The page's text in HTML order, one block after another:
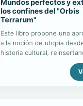
Mundos perfectos y
los confines del "Orbis
Terrarum"
Este libro propone una
a la noción de utopía
historia cultural,
relato utópico publicado
francesa en el siglo XVII
procesos históricos más
ultramarina, el nacimiento